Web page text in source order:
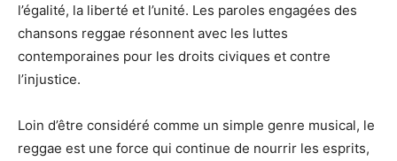
l’égalité, la liberté et l’unité. Les paroles engagées des
chansons reggae résonnent avec les luttes
contemporaines pour les droits civiques et contre
l’injustice.
Loin d’être considéré comme un simple genre musical, le
reggae est une force qui continue de nourrir les esprits,